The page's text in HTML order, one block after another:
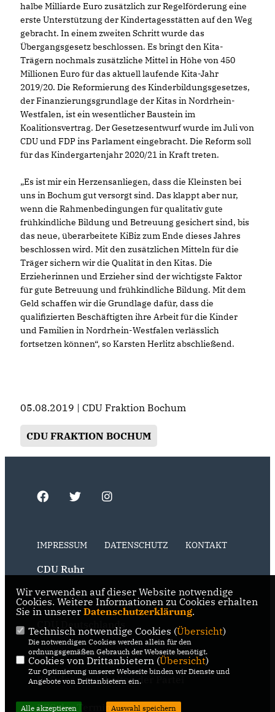
halbe Milliarde Euro zusätzlich zur Regelförderung eine
erste Unterstützung der Kindertagesstätten auf den Weg
gebracht. In einem zweiten Schritt wurde das
Übergangsgesetz beschlossen. Es bringt den Kita-
Trägern nochmals zusätzliche Mittel in Höhe von 450
Millionen Euro für das aktuell laufende Kita-Jahr
2019/20. Die Reformierung des Kinderbildungsgesetzes,
der Finanzierungsgrundlage der Kitas in Nordrhein-
Westfalen, ist ein wesentlicher Baustein im
Koalitionsvertrag. Der Gesetzesentwurf wurde im Juli von
CDU und FDP ins Parlament eingebracht. Die Reform soll
für das Kindergartenjahr 2020/21 in Kraft treten.
Es ist mir ein Herzensanliegen, dass die Kleinsten bei
uns in Bochum gut versorgt sind. Das klappt aber nur,
wenn die Rahmenbedingungen für qualitativ gute
frühkindliche Bildung und Betreuung gesichert sind, bis
das neue, überarbeitete KiBiz zum Ende dieses Jahres
beschlossen wird. Mit den zusätzlichen Mitteln für die
Träger sichern wir die Qualität in den Kitas. Die
Erzieherinnen und Erzieher sind der wichtigste Faktor
für gute Betreuung und frühkindliche Bildung. Mit dem
Geld schaffen wir die Grundlage dafür, dass die
qualifizierten Beschäftigten ihre Arbeit für die Kinder
und Familien in Nordrhein-Westfalen verlässlich
fortsetzen können“, so Karsten Herlitz abschließend.
05.08.2019 | CDU Fraktion Bochum
CDU FRAKTION BOCHUM
IMPRESSUM DATENSCHUTZ KONTAKT
CDU Ruhr
CDU NRW
CDU Deutschlands
RSS der Neuigkeiten der Fraktion
RSS der Neuigkeiten der Partei
RSS der Termine
Wir verwenden auf dieser Website notwendige
Cookies. Weitere Informationen zu Cookies erhalten
Sie in unserer Datenschutzerklärung.
Technisch notwendige Cookies (Übersicht)
Die notwendigen Cookies werden allein für den
ordnungsgemäßen Gebrauch der Webseite benötigt.
Cookies von Drittanbietern (Übersicht)
Zur Optimierung unserer Webseite binden wir Dienste und
Angebote von Drittanbietern ein.
Alle akzeptieren Auswahl speichern